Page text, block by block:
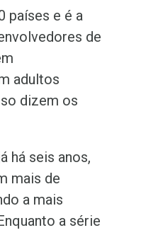
países e é a
de
adultos
dizem os
há seis anos,
mais de
a mais
a série